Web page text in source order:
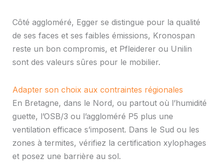
Côté aggloméré, Egger se distingue pour la qualité
de ses faces et ses faibles émissions, Kronospan
reste un bon compromis, et Pfleiderer ou Unilin
sont des valeurs sûres pour le mobilier.
Adapter son choix aux contraintes régionales
En Bretagne, dans le Nord, ou partout où l’humidité
guette, l’OSB/3 ou l’aggloméré P5 plus une
ventilation efficace s’imposent. Dans le Sud ou les
zones à termites, vérifiez la certification xylophages
et posez une barrière au sol.